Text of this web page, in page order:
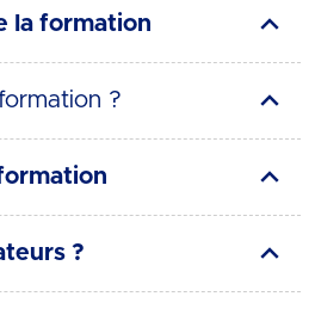
la formation
?
?